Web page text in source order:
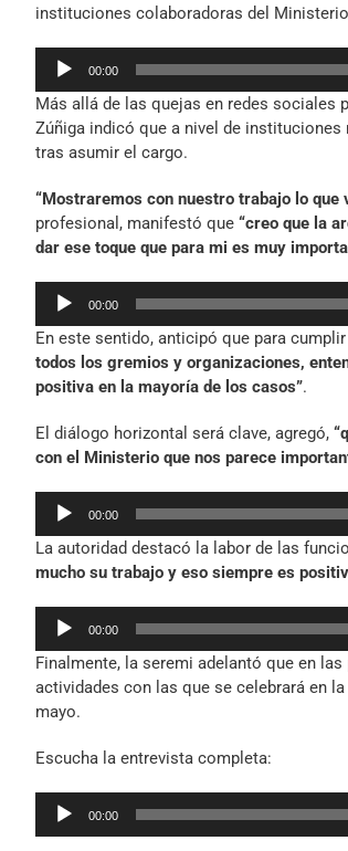
instituciones colaboradoras del
Reproductor
audio
00:00
Más allá de las quejas en redes sociales
Zúñiga indicó que a nivel de
tras asumir el cargo.
“Mostraremos con nuestro trabajo lo
profesional, manifestó que “creo que la
dar ese toque que para mi es muy
Reproductor
audio
00:00
En este sentido, anticipó que para
todos los gremios y organizaciones,
positiva en la mayoría de los casos”.
El diálogo horizontal será clave, agregó,
con el Ministerio que nos parece
Reproductor
audio
00:00
La autoridad destacó la labor de las
mucho su trabajo y eso siempre es
Reproductor
audio
00:00
Finalmente, la seremi adelantó que en
actividades con las que se celebrará en
mayo.
Escucha la entrevista completa:
Reproductor
00:00